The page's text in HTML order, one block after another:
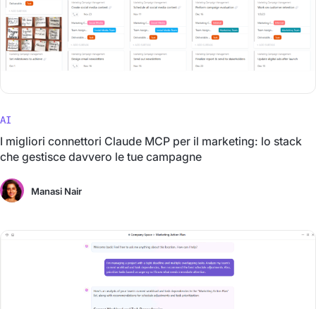
AI
I migliori connettori Claude MCP per il marketing: lo stack
che gestisce davvero le tue campagne
Manasi Nair